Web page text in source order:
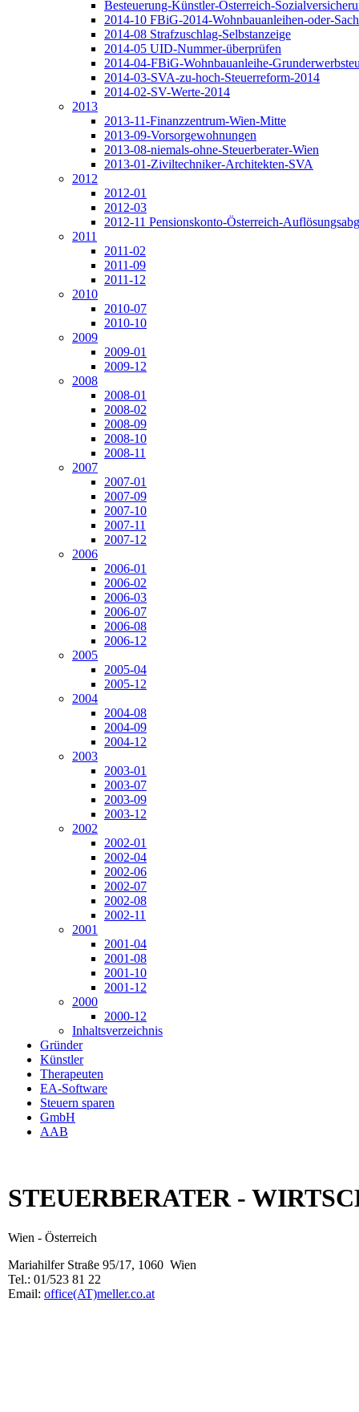
Besteuerung-Künstler-Österreich-
2014-10 FBiG-2014-Wohnbauanleihen-oder-
2014-08 Strafzuschlag-Selbstanzeige
2014-05 UID-Nummer-überprüfen
2014-04-FBiG-Wohnbauanleihe-
2014-03-SVA-zu-hoch-Steuerreform-2014
2014-02-SV-Werte-2014
2013
2013-11-Finanzzentrum-Wien-Mitte
2013-09-Vorsorgewohnungen
2013-08-niemals-ohne-Steuerberater-Wien
2013-01-Ziviltechniker-Architekten-SVA
2012
2012-01
2012-03
2012-11 Pensionskonto-Österreich-
2011
2011-02
2011-09
2011-12
2010
2010-07
2010-10
2009
2009-01
2009-12
2008
2008-01
2008-02
2008-09
2008-10
2008-11
2007
2007-01
2007-09
2007-10
2007-11
2007-12
2006
2006-01
2006-02
2006-03
2006-07
2006-08
2006-12
2005
2005-04
2005-12
2004
2004-08
2004-09
2004-12
2003
2003-01
2003-07
2003-09
2003-12
2002
2002-01
2002-04
2002-06
2002-07
2002-08
2002-11
2001
2001-04
2001-08
2001-10
2001-12
2000
2000-12
Inhaltsverzeichnis
Gründer
Künstler
Therapeuten
EA-Software
Steuern sparen
GmbH
AAB
STEUERBERATER -
Wien - Österreich
Mariahilfer Straße 95/17, 1060 Wien
Tel.: 01/523 81 22
Email: office(AT)meller.co.at